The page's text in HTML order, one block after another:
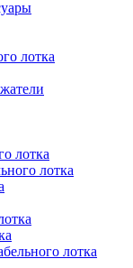
лотка
лотка
лотка
лотка